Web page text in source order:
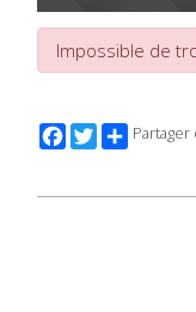
Impossible de
Facebook
Twitter